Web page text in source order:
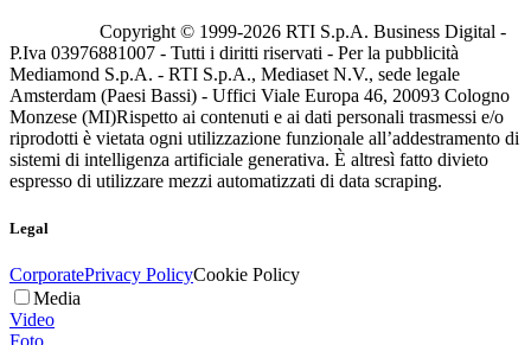
Copyright © 1999-2026 RTI S.p.A. Business Digital -
P.Iva 03976881007 - Tutti i diritti riservati - Per la pubblicità
Mediamond S.p.A. - RTI S.p.A., Mediaset N.V., sede legale
Amsterdam (Paesi Bassi) - Uffici Viale Europa 46, 20093 Cologno
Monzese (MI)Rispetto ai contenuti e ai dati personali trasmessi e/o
riprodotti è vietata ogni utilizzazione funzionale all’addestramento di
sistemi di intelligenza artificiale generativa. È altresì fatto divieto
espresso di utilizzare mezzi automatizzati di data scraping.
Legal
CorporatePrivacy PolicyCookie Policy
Media
Video
Foto